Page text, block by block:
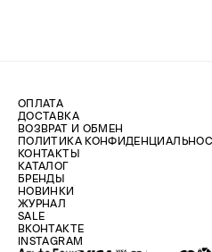
ОПЛАТА
ДОСТАВКА
ВОЗВРАТ И ОБМЕН
ПОЛИТИКА
КОНТАКТЫ
ВКОНТАКТЕ
INSTAGRAM
КАТАЛОГ
БРЕНДЫ
НОВИНКИ
ЖУРНАЛ
SALE